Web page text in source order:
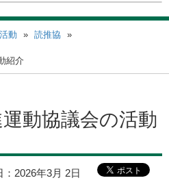
動 » 読推協 »
紹介
動協議会の活動
2026年3月 2日